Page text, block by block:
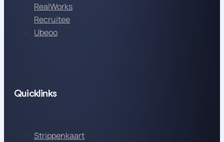
RealWorks
Recruitee
Ubeoo
Quicklinks
Strippenkaart